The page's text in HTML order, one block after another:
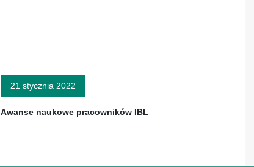
21 stycznia 2022
Awanse naukowe pracowników IBL